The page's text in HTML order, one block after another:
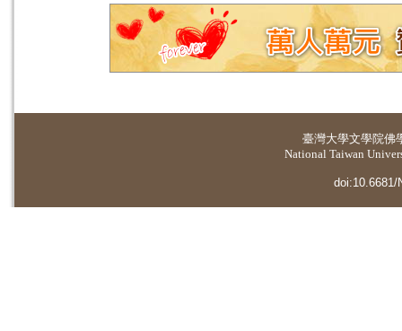
臺灣大學文學院佛
National Taiwan
doi:10.6681/